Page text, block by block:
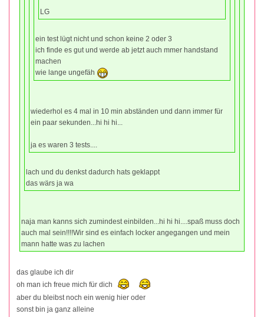
LG
ein test lügt nicht und schon keine 2 oder 3
ich finde es gut und werde ab jetzt auch mmer handstand
machen
wie lange ungefäh
wiederhol es 4 mal in 10 min abständen und dann immer für
ein paar sekunden...hi hi hi...
ja es waren 3 tests....
lach und du denkst dadurch hats geklappt
das wärs ja wa
naja man kanns sich zumindest einbilden...hi hi hi....spaß muss doch
auch mal sein!!!!Wir sind es einfach locker angegangen und mein
mann hatte was zu lachen
das glaube ich dir
oh man ich freue mich für dich
aber du bleibst noch ein wenig hier oder
sonst bin ja ganz alleine